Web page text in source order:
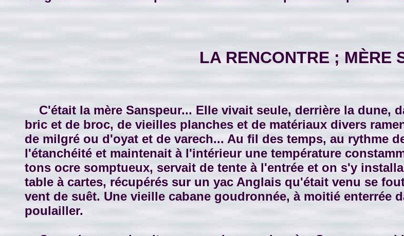
LA RENCONTRE ; MÈRE
C'était la mère Sanspeur... Elle vivait seule, derrière la dune,
bric et de broc, de vieilles planches et de matériaux divers
de milgré ou d'oyat et de varech... Au fil des temps, au rythme
l'étanchéité et maintenait à l'intérieur une température
tons ocre somptueux, servait de tente à l'entrée et on s'y
table à cartes, récupérés sur un yac Anglais qu'était venu se
vent de suêt. Une vieille cabane goudronnée, à moitié enterrée
poulailler.